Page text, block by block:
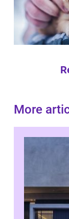
More